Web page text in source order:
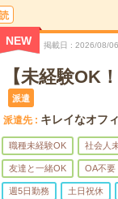
NEW 掲載日 2026/08/06
【未経験OK
派遣
派遣先 キレイなオフ
職種未経験OK 社会人
友達と一緒OK OA不要
週5日勤務 土日祝休